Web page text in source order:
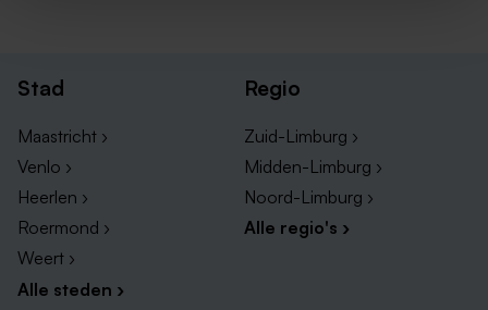
Stad
Maastricht ›
Venlo ›
Heerlen ›
Roermond ›
Weert ›
Alle steden ›
Regio
Zuid-Limburg ›
Midden-Limburg ›
Noord-Limburg ›
Alle regio's ›